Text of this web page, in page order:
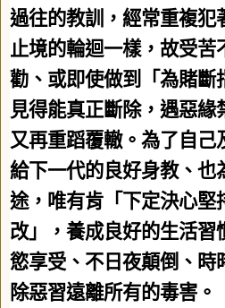
過往的教訓，經常重複犯
止境的輪迴一樣，故受苦
勸、或即使做到「為賭斷
見得能真正斷除，遇惡緣
又再重蹈覆轍。為了自己
給下一代的良好身教、也
途，唯有肯「下定決心堅
改」，養成良好的生活習
慾享受、不日夜顛倒、時
除惡習遠離所有的毒害。